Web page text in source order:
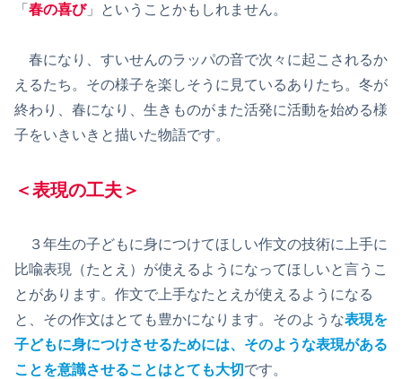
「 春の喜び」ということかもしれません。
春になり、すいせんのラッパの音で次々に起こされるか
えるたち。その様子を楽しそうに見ているありたち。冬が
終わり、春になり、生きものがまた活発に活動を始める様
子をいきいきと描いた物語です。
＜表現の工夫＞
３年生の子どもに身につけてほしい作文の技術に上手に
比喩表現（たとえ）が使えるようになってほしいと言うこ
とがあります。作文で上手なたとえが使えるようになる
と、その作文はとても豊かになります。そのような表現を
子どもに身につけさせるためには、そのような表現がある
ことを意識させることはとても大切です。